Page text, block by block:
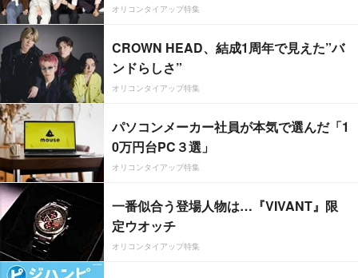
オリコンタイアップ特集
CROWN HEAD、結成1周年で見えた”バ
ンドらしさ”
オリコンタイアップ特集
パソコンメーカー社員が本気で選んだ「1
0万円台PC３選」
オリコンタイアップ特集
一番似合う登場人物は…『VIVANT』限
定ウオッチ
オリコンタイアップ特集